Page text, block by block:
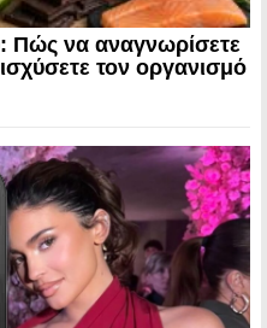
Πώς να αναγνωρίσετε
τον οργανισμό